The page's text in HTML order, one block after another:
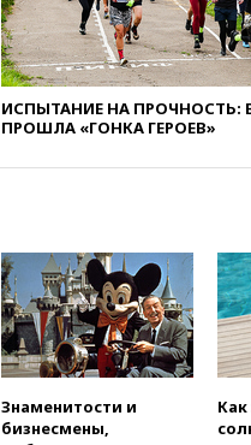
12:30
взяли под
Анискино в
области
12:15
открытия
Ормузском
11:48
громких
изменить
ИСПЫТАНИЕ НА ПРОЧНОСТЬ:
ПРОШЛА «ГОНКА ГЕРОЕВ»
Знаменитости и
бизнесмены,